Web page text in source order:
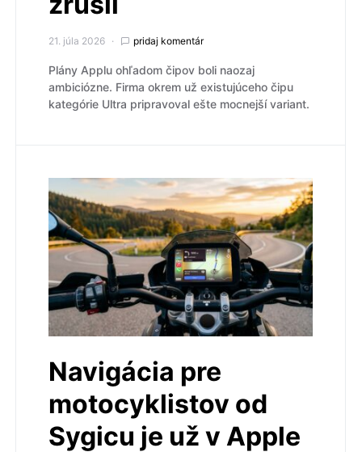
21. júla 2026 pridaj komentár
Plány Applu ohľadom čipov boli naozaj
ambiciózne. Firma okrem už existujúceho čipu
kategórie Ultra pripravoval ešte mocnejší variant.
Navigácia pre
motocyklistov od
Sygicu je už v Apple